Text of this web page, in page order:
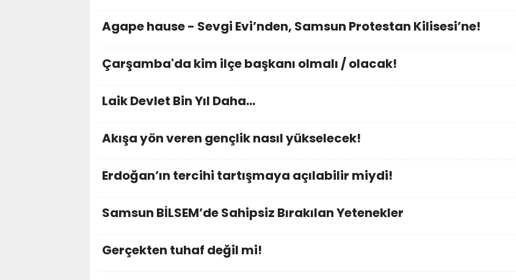
Agape hause - Sevgi Evi’nden, Samsun Protestan Kilisesi’ne!
Çarşamba'da kim ilçe başkanı olmalı / olacak!
Laik Devlet Bin Yıl Daha…
Akışa yön veren gençlik nasıl yükselecek!
Erdoğan’ın tercihi tartışmaya açılabilir miydi!
Samsun BİLSEM’de Sahipsiz Bırakılan Yetenekler
Gerçekten tuhaf değil mi!